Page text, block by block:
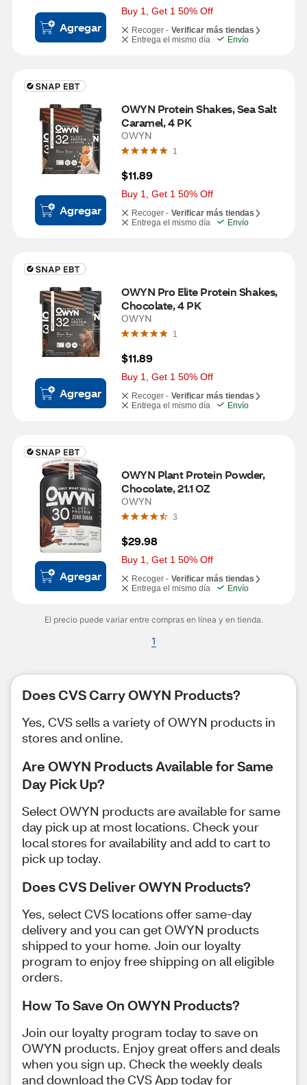
Agregar
Buy 1, Get 1 50% Off
Recoger - Verificar más tiendas
Entrega el mismo día
Envío
Agregar
OWYN Protein Shakes, Sea Salt
Caramel, 4 PK
OWYN
1
$11.89
Buy 1, Get 1 50% Off
Recoger - Verificar más tiendas
Entrega el mismo día
Envío
Agregar
OWYN Pro Elite Protein Shakes,
Chocolate, 4 PK
OWYN
1
$11.89
Buy 1, Get 1 50% Off
Recoger - Verificar más tiendas
Entrega el mismo día
Envío
Agregar
OWYN Plant Protein Powder,
Chocolate, 21.1 OZ
OWYN
3
$29.98
Buy 1, Get 1 50% Off
Recoger - Verificar más tiendas
Entrega el mismo día
Envío
El precio puede variar entre compras en línea y en tienda.
1
Does CVS Carry OWYN Products?
Yes, CVS sells a variety of OWYN products in
stores and online.
Are OWYN Products Available for Same
Day Pick Up?
Select OWYN products are available for same
day pick up at most locations. Check your
local stores for availability and add to cart to
pick up today.
Does CVS Deliver OWYN Products?
Yes, select CVS locations offer same-day
delivery and you can get OWYN products
shipped to your home. Join our loyalty
program to enjoy free shipping on all eligible
orders.
How To Save On OWYN Products?
Join our loyalty program today to save on
OWYN products. Enjoy great offers and deals
when you sign up. Check the weekly deals
and download the CVS App today for